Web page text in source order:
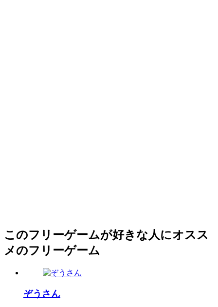
このフリーゲームが好きな人にオスス
メのフリーゲーム
ぞうさん